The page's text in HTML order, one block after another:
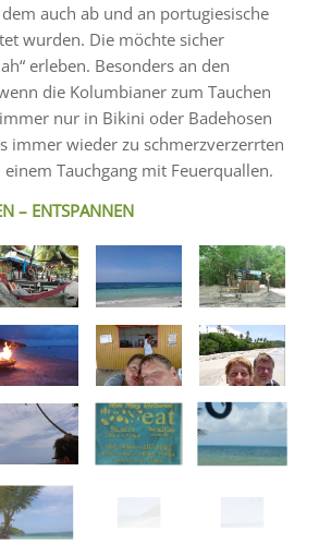
auch ab und an portugiesische
wurden. Die möchte sicher
erleben. Besonders an den
die Kolumbianer zum Tauchen
nur in Bikini oder Badehosen
immer wieder zu schmerzverzerrten
einem Tauchgang mit Feuerquallen.
– ENTSPANNEN